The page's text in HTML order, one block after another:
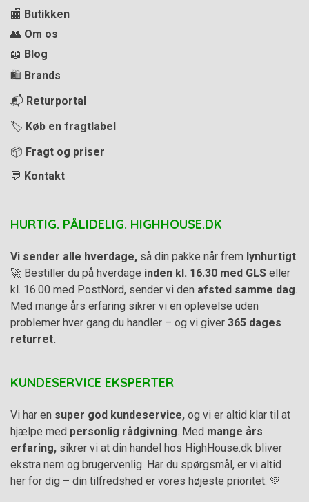
🏬 Butikken
👥 Om os
📖 Blog
🛍️ Brands
📬 Returportal
🏷️ Køb en fragtlabel
📦 Fragt og priser
💬 Kontakt
HURTIG. PÅLIDELIG. HIGHHOUSE.DK
Vi sender alle hverdage, så din pakke når frem lynhurtigt
🚀 Bestiller du på hverdage inden kl. 16.30 med GLS eller
kl. 16.00 med PostNord, sender vi den afsted samme dag
Med mange års erfaring sikrer vi en oplevelse uden
problemer hver gang du handler – og vi giver 365 dages
returret.
KUNDESERVICE EKSPERTER
Vi har en super god kundeservice, og vi er altid klar til at
hjælpe med personlig rådgivning . Med mange års
erfaring, sikrer vi at din handel hos HighHouse.dk bliver
ekstra nem og brugervenlig. Har du spørgsmål, er vi altid
her for dig – din tilfredshed er vores højeste prioritet. 💚